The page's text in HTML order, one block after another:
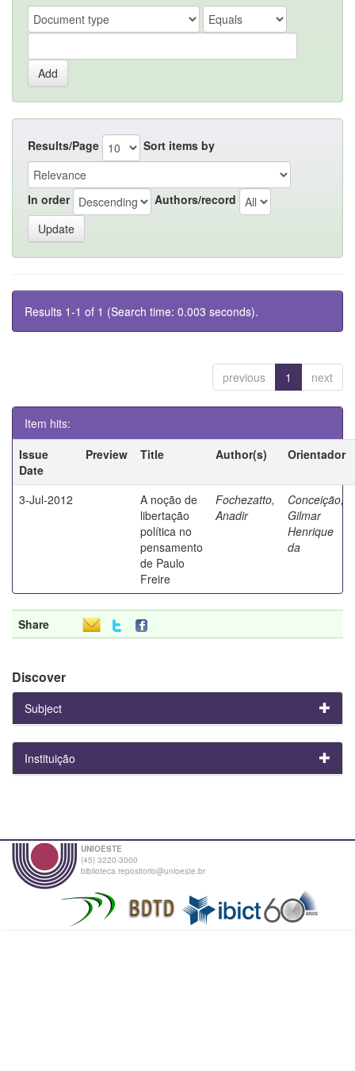
Results/Page Sort items by
In order Authors/record
Results 1-1 of 1 (Search time: 0.003 seconds).
previous 1 next
Item hits:
Issue
Date
Preview Title Author(s) Orientador
3-Jul-2012
A noção de
libertação
política no
pensamento
de Paulo
Freire
Fochezatto,
Anadir
Conceição,
Gilmar
Henrique
da
Share
Discover
Subject
Instituição
UNIOESTE
(45) 3220-3000
biblioteca.repositorio@unioeste.br